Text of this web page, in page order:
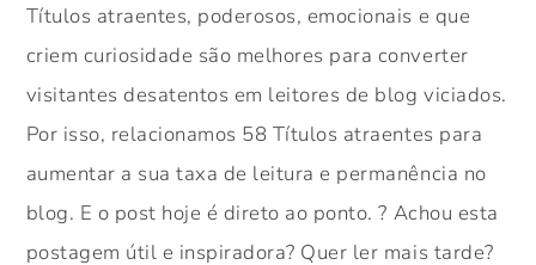
Títulos atraentes, poderosos, emocionais e que
criem curiosidade são melhores para converter
visitantes desatentos em leitores de blog viciados.
Por isso, relacionamos 58 Títulos atraentes para
aumentar a sua taxa de leitura e permanência no
blog. E o post hoje é direto ao ponto. ? Achou esta
postagem útil e inspiradora? Quer ler mais tarde?